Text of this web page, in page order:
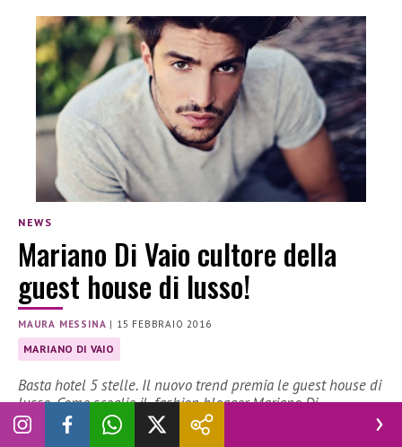
NEWS
Mariano Di Vaio cultore della
guest house di lusso!
MAURA MESSINA | 15 FEBBRAIO 2016
MARIANO DI VAIO
Basta hotel 5 stelle. Il nuovo trend premia le guest house di
lusso. Come sceglie il fashion blogger Mariano Di…
Basta hotel 5 stelle. Il nuovo trend premia le guest house di